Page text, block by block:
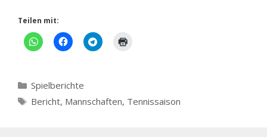
Teilen mit:
Kategorien
Spielberichte
Schlagwörter
Bericht, Mannschaften, Tennissaison